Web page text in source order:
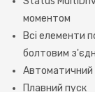
моментом
Всі елементи
болтовим
Автоматичний
Плавний пуск